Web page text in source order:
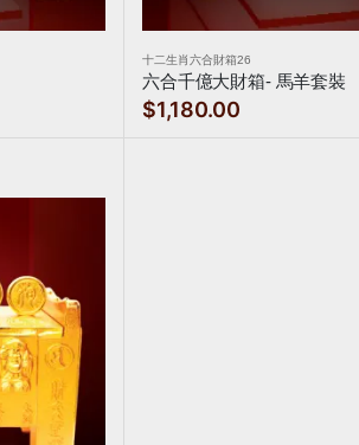
十二生肖六合財箱26
六合千億大財箱- 馬羊套裝
$1,180.00